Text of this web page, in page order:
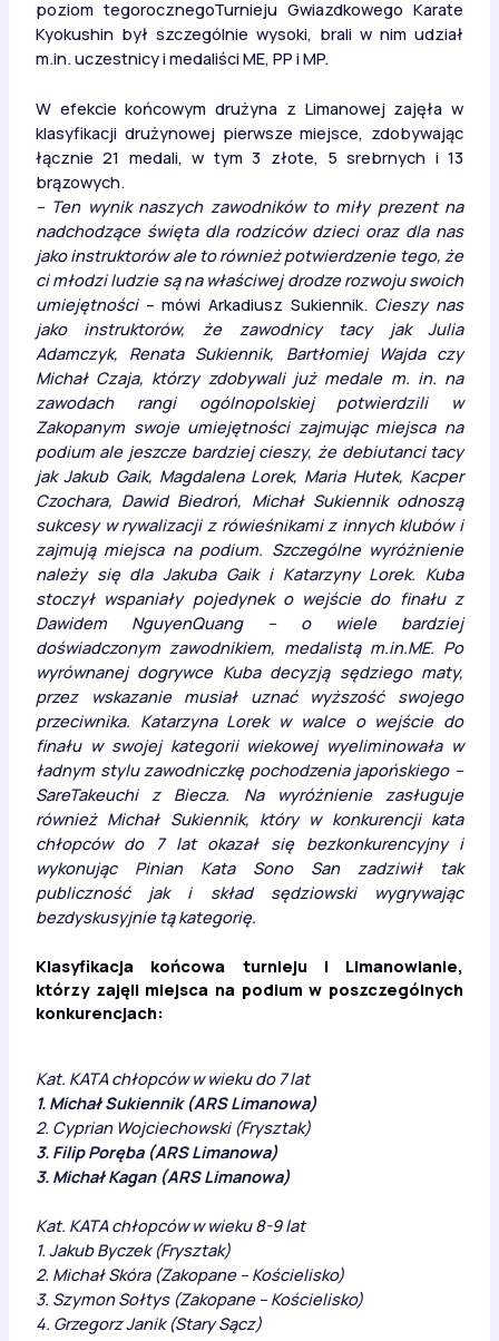
poziom tegorocznegoTurnieju Gwiazdkowego Karate
Kyokushin był szczególnie wysoki, brali w nim udział
m.in. uczestnicy i medaliści ME, PP i MP.
W efekcie końcowym drużyna z Limanowej zajęła w
klasyfikacji drużynowej pierwsze miejsce, zdobywając
łącznie 21 medali, w tym 3 złote, 5 srebrnych i 13
brązowych.
– Ten wynik naszych zawodników to miły prezent na
nadchodzące święta dla rodziców dzieci oraz dla nas
jako instruktorów ale to również potwierdzenie tego, że
ci młodzi ludzie są na właściwej drodze rozwoju swoich
umiejętności– mówi Arkadiusz Sukiennik. Cieszy nas
jako instruktorów, że zawodnicy tacy jak Julia
Adamczyk, Renata Sukiennik, Bartłomiej Wajda czy
Michał Czaja, którzy zdobywali już medale m. in. na
zawodach rangi ogólnopolskiej potwierdzili w
Zakopanym swoje umiejętności zajmując miejsca na
podium ale jeszcze bardziej cieszy, że debiutanci tacy
jak Jakub Gaik, Magdalena Lorek, Maria Hutek, Kacper
Czochara, Dawid Biedroń, Michał Sukiennik odnoszą
sukcesy w rywalizacji z rówieśnikami z innych klubów i
zajmują miejsca na podium. Szczególne wyróżnienie
należy się dla Jakuba Gaik i Katarzyny Lorek. Kuba
stoczył wspaniały pojedynek o wejście do finału z
Dawidem NguyenQuang – o wiele bardziej
doświadczonym zawodnikiem, medalistą m.in.ME. Po
wyrównanej dogrywce Kuba decyzją sędziego maty,
przez wskazanie musiał uznać wyższość swojego
przeciwnika. Katarzyna Lorek w walce o wejście do
finału w swojej kategorii wiekowej wyeliminowała w
ładnym stylu zawodniczkę pochodzenia japońskiego –
SareTakeuchi z Biecza. Na wyróżnienie zasługuje
również Michał Sukiennik, który w konkurencji kata
chłopców do 7 lat okazał się bezkonkurencyjny i
wykonując Pinian Kata Sono San zadziwił tak
publiczność jak i skład sędziowski wygrywając
bezdyskusyjnie tą kategorię.
Klasyfikacja końcowa turnieju i Limanowianie,
którzy zajęli miejsca na podium w poszczególnych
konkurencjach:
Kat. KATA chłopców w wieku do 7 lat
1. Michał Sukiennik (ARS Limanowa)
2. Cyprian Wojciechowski (Frysztak)
3. Filip Poręba (ARS Limanowa)
3. Michał Kagan (ARS Limanowa)
Kat. KATA chłopców w wieku 8-9 lat
1. Jakub Byczek (Frysztak)
2. Michał Skóra (Zakopane – Kościelisko)
3. Szymon Sołtys (Zakopane – Kościelisko)
4. Grzegorz Janik (Stary Sącz)